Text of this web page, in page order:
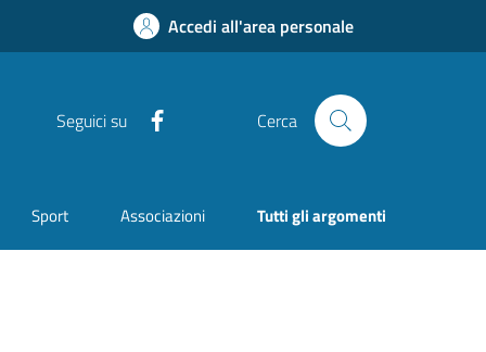
Accedi all'area personale
Seguici su Cerca
Sport Associazioni Tutti gli argomenti